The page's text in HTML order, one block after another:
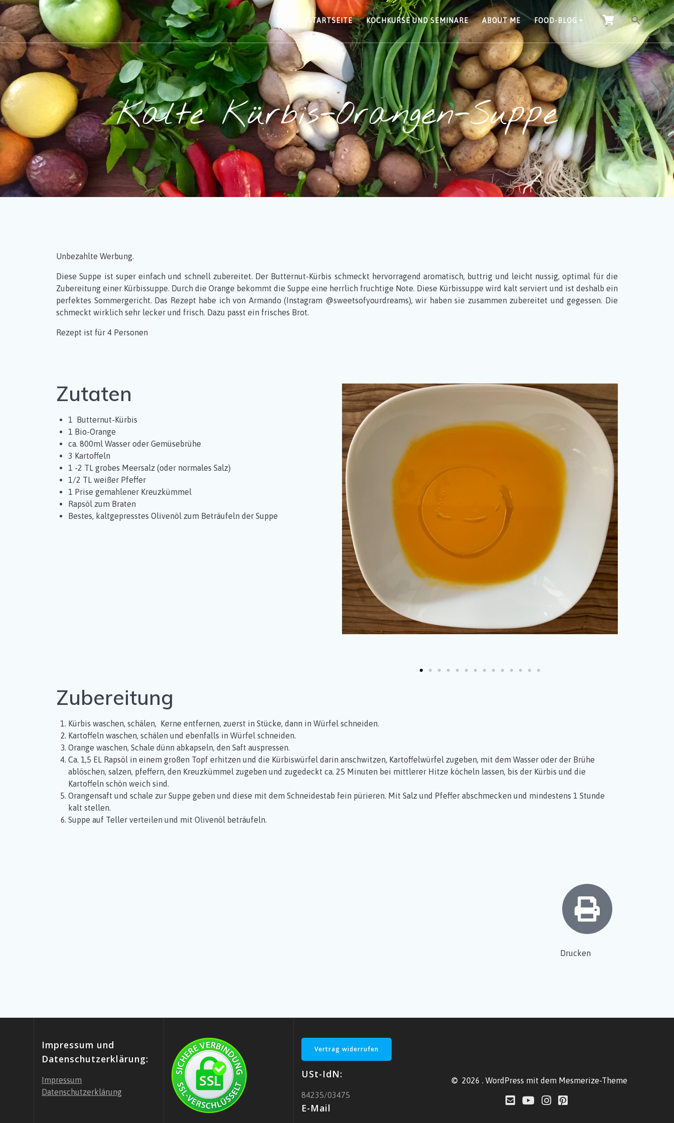
STARTSEITE KOCHKURSE UND SEMINARE ABOUT ME FOOD-BLOG
Kalte Kürbis-Orangen-Suppe
Unbezahlte Werbung.
Diese Suppe ist super einfach und schnell zubereitet. Der Butternut-Kürbis schmeckt hervorragend aromatisch, buttrig und leicht nussig, optimal für die
Zubereitung einer Kürbissuppe. Durch die Orange bekommt die Suppe eine herrlich fruchtige Note. Diese Kürbissuppe wird kalt serviert und ist deshalb ein
perfektes Sommergericht. Das Rezept habe ich von Armando (Instagram @sweetsofyourdreams), wir haben sie zusammen zubereitet und gegessen. Die
schmeckt wirklich sehr lecker und frisch. Dazu passt ein frisches Brot.
Rezept ist für 4 Personen
Zutaten
1 Butternut-Kürbis
1 Bio-Orange
ca. 800ml Wasser oder Gemüsebrühe
3 Kartoffeln
1 -2 TL grobes Meersalz (oder normales Salz)
1/2 TL weißer Pfeffer
1 Prise gemahlener Kreuzkümmel
Rapsöl zum Braten
Bestes, kaltgepresstes Olivenöl zum Beträufeln der Suppe
Zubereitung
Kürbis waschen, schälen, Kerne entfernen, zuerst in Stücke, dann in Würfel schneiden.
Kartoffeln waschen, schälen und ebenfalls in Würfel schneiden.
Orange waschen, Schale dünn abkapseln, den Saft auspressen.
Ca. 1,5 EL Rapsöl in einem großen Topf erhitzen und die Kürbiswürfel darin anschwitzen, Kartoffelwürfel zugeben, mit dem Wasser oder der Brühe
ablöschen, salzen, pfeffern, den Kreuzkümmel zugeben und zugedeckt ca. 25 Minuten bei mittlerer Hitze köcheln lassen, bis der Kürbis und die
Kartoffeln schön weich sind.
Orangensaft und schale zur Suppe geben und diese mit dem Schneidestab fein pürieren. Mit Salz und Pfeffer abschmecken und mindestens 1 Stunde
kalt stellen.
Suppe auf Teller verteilen und mit Olivenöl beträufeln.
Drucken
Impressum und
Datenschutzerklärung:
Impressum
Datenschutzerklärung
Vertrag widerrufen
USt-IdN:
84235/03475
E-Mail
© 2026 . WordPress mit dem Mesmerize-Theme